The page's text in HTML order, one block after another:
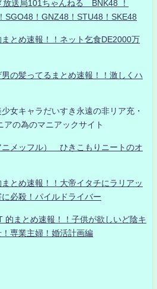
送局101ちゃんねる BNK48 ！
SGO48！GNZ48！STU48！SKE48
とめ速報！！ネット乞食DE2000万
男の髪ってるまとめ速報！！激しくハ
女キャラだいすき永遠の非リア充・
の為のマニアックサイト
ニメッフル） ひきこもりニートのオ
とめ速報！！大帝イタチにラリアッ
必殺！パイルドライバー
的まとめ速報！！子供が欲しいど陰キ
専業主婦！婚活計画編